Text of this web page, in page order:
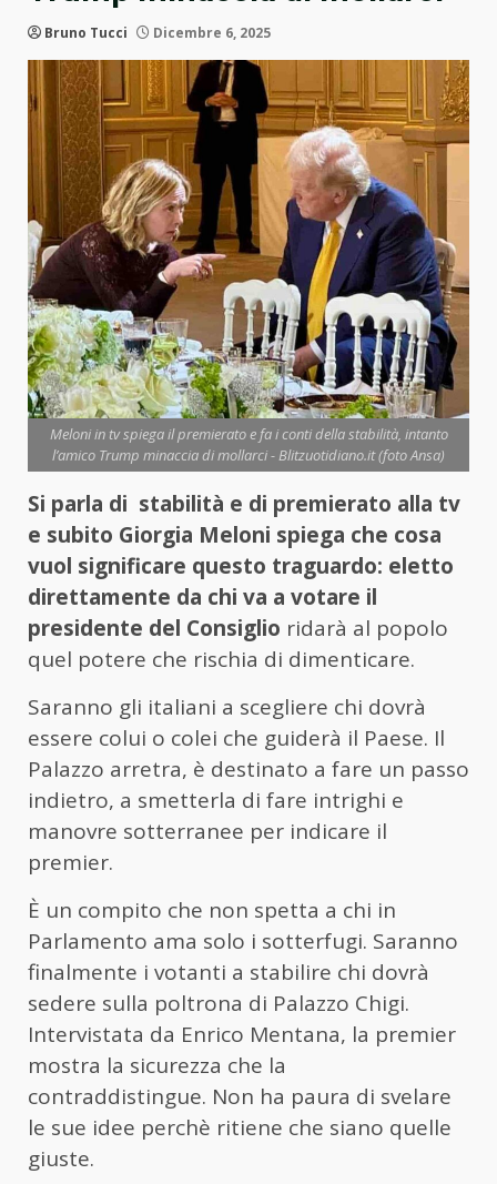
Bruno Tucci Dicembre 6, 2025
Meloni in tv spiega il premierato e fa i conti della stabilità, intanto
l’amico Trump minaccia di mollarci - Blitzuotidiano.it (foto Ansa)
Si parla di stabilità e di premierato alla tv
e subito Giorgia Meloni spiega che cosa
vuol significare questo traguardo: eletto
direttamente da chi va a votare il
presidente del Consiglio ridarà al popolo
quel potere che rischia di dimenticare.
Saranno gli italiani a scegliere chi dovrà
essere colui o colei che guiderà il Paese. Il
Palazzo arretra, è destinato a fare un passo
indietro, a smetterla di fare intrighi e
manovre sotterranee per indicare il
premier.
È un compito che non spetta a chi in
Parlamento ama solo i sotterfugi. Saranno
finalmente i votanti a stabilire chi dovrà
sedere sulla poltrona di Palazzo Chigi.
Intervistata da Enrico Mentana, la premier
mostra la sicurezza che la
contraddistingue. Non ha paura di svelare
le sue idee perchè ritiene che siano quelle
giuste.